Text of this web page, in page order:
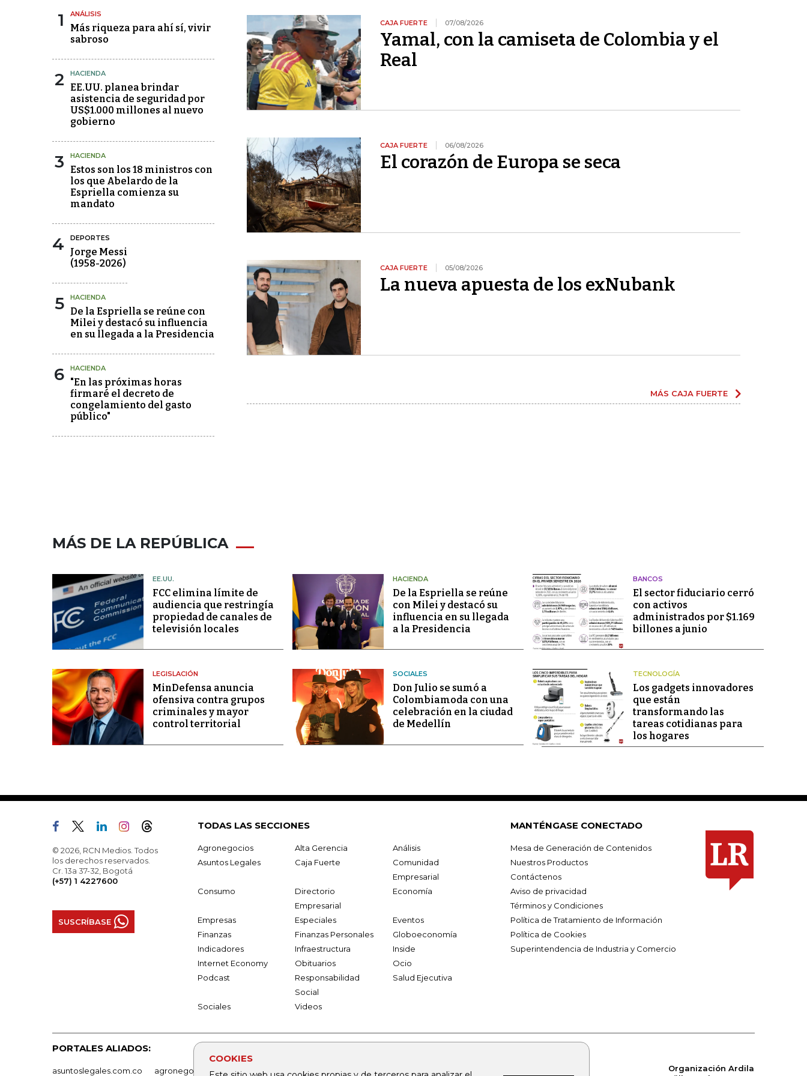
COOKIES
1 ANÁLISIS
Más riqueza para ahí sí, vivir
sabroso
2 HACIENDA
EE.UU. planea brindar
asistencia de seguridad por
US$1.000 millones al nuevo
gobierno
3 HACIENDA
Estos son los 18 ministros con
los que Abelardo de la
Espriella comienza su
mandato
4 DEPORTES
Jorge Messi
(1958-2026)
5 HACIENDA
De la Espriella se reúne con
Milei y destacó su influencia
en su llegada a la Presidencia
6 HACIENDA
"En las próximas horas
firmaré el decreto de
congelamiento del gasto
público"
CAJA FUERTE 07/08/2026
Yamal, con la camiseta de Colombia y el
Real
CAJA FUERTE 06/08/2026
El corazón de Europa se seca
CAJA FUERTE 05/08/2026
La nueva apuesta de los exNubank
MÁS CAJA FUERTE
MÁS DE LA REPÚBLICA
EE.UU.
FCC elimina límite de
audiencia que restringía
propiedad de canales de
televisión locales
HACIENDA
De la Espriella se reúne
con Milei y destacó su
influencia en su llegada
a la Presidencia
BANCOS
El sector fiduciario cerró
con activos
administrados por $1.169
billones a junio
LEGISLACIÓN
MinDefensa anuncia
ofensiva contra grupos
criminales y mayor
control territorial
SOCIALES
Don Julio se sumó a
Colombiamoda con una
celebración en la ciudad
de Medellín
TECNOLOGÍA
Los gadgets innovadores
que están
transformando las
tareas cotidianas para
los hogares
© 2026, RCN Medios. Todos
los derechos reservados.
Cr. 13a 37-32, Bogotá
(+57) 1 4227600
SUSCRÍBASE
TODAS LAS SECCIONES
Agronegocios Alta Gerencia
Análisis
Asuntos Legales
Caja Fuerte
Comunidad
Empresarial
Consumo
Directorio
Empresarial
Economía
Empresas Especiales
Eventos
Finanzas
Finanzas Personales
Globoeconomía
Indicadores
Infraestructura
Inside
Internet Economy
Obituarios
Ocio
Podcast
Responsabilidad
Social
Salud Ejecutiva
Sociales Videos
MANTÉNGASE CONECTADO
Mesa de Generación de Contenidos
Nuestros Productos
Contáctenos
Aviso de privacidad
Términos y Condiciones
Política de Tratamiento de Información
Política de Cookies
Superintendencia de Industria y Comercio
PORTALES ALIADOS:
asuntoslegales.com.co agronegocios.co empresas.larepublica.co firmasdeabogados.com bolsaencolombia.com
Organización Ardila